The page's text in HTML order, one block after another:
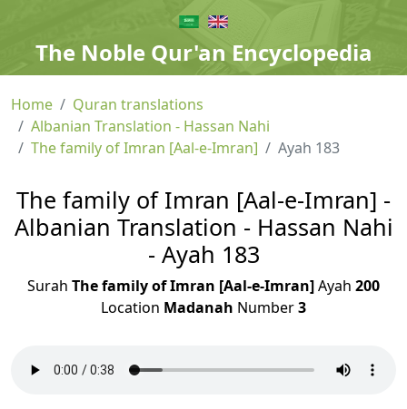
The Noble Qur'an Encyclopedia
Home
Quran translations
Albanian Translation - Hassan Nahi
The family of Imran [Aal-e-Imran]
Ayah 183
The family of Imran [Aal-e-Imran] -
Albanian Translation - Hassan Nahi
- Ayah 183
Surah The family of Imran [Aal-e-Imran]Ayah 200
Location Madanah Number3